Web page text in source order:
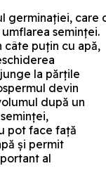
germinaţiei, care
seminței.
câte puțin cu apă,
la părţile
devin
după un
pot face faţă
și permit
al